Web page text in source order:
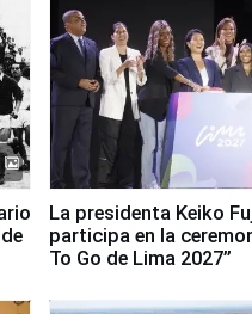
La presidenta Keiko
participa en la
To Go de Lima 2027”